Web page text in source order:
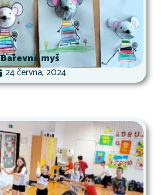
Barevná myš
24 června, 2024